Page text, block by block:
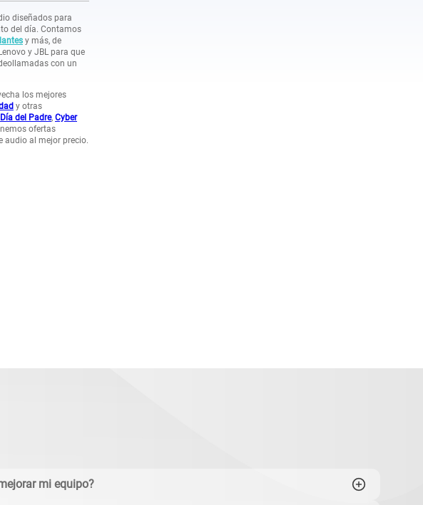
diseñados para
del día. Contamos
y más, de
y JBL para que
con un
los mejores
y otras
Día del Padre, Cyber
ofertas
audio al mejor precio.
mi equipo?